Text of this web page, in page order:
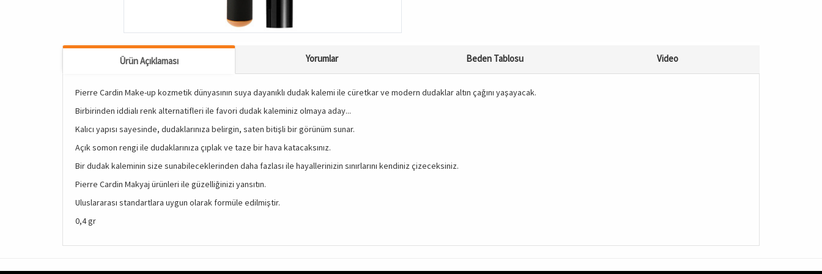
Ürün Açıklaması Yorumlar Beden Tablosu Video
Pierre Cardin Make-up kozmetik dünyasının suya dayanıklı dudak kalemi ile cüretkar ve modern dudaklar altın çağını yaşayacak.
Birbirinden iddialı renk alternatifleri ile favori dudak kaleminiz olmaya aday...
Kalıcı yapısı sayesinde, dudaklarınıza belirgin, saten bitişli bir görünüm sunar.
Açık somon rengi ile dudaklarınıza çıplak ve taze bir hava katacaksınız.
Bir dudak kaleminin size sunabileceklerinden daha fazlası ile hayallerinizin sınırlarını kendiniz çizeceksiniz.
Pierre Cardin Makyaj ürünleri ile güzelliğinizi yansıtın.
Uluslararası standartlara uygun olarak formüle edilmiştir.
0,4 gr